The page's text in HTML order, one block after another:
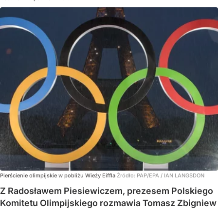
Pierścienie olimpijskie w pobliżu Wieży Eiffla Źródło: PAP/EPA / IAN LANGSDON
Z Radosławem Piesiewiczem, prezesem Polskiego
Komitetu Olimpijskiego rozmawia Tomasz Zbigniew